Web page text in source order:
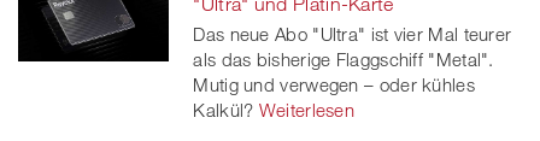
twitt
er
Das neue Abo "Ultra" ist vier Mal teurer
als das bisherige Flaggschiff "Metal".
Mutig und verwegen – oder kühles
Kalkül? Weiterlesen